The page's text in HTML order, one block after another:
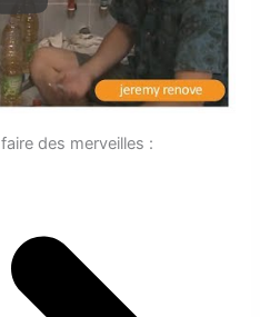
des merveilles :